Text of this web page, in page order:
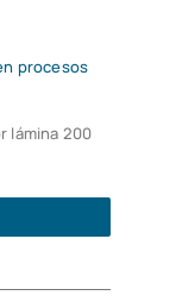
procesos
lámina 200